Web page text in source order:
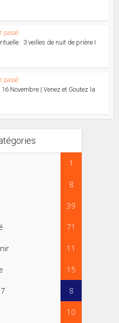
passé
: 3 veilles de nuit de prière I
passé
Novembre | Venez et Goutez la
1
8
39
71
11
15
8
10